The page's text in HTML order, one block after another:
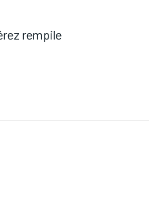
rempile